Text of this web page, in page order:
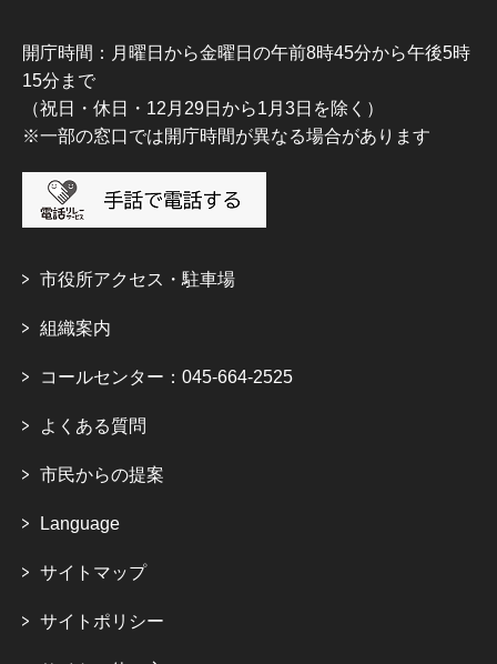
開庁時間：月曜日から金曜日の午前8時45分から午後5時
15分まで
（祝日・休日・12月29日から1月3日を除く）
※一部の窓口では開庁時間が異なる場合があります
市役所アクセス・駐車場
組織案内
コールセンター：045-664-2525
よくある質問
市民からの提案
Language
サイトマップ
サイトポリシー